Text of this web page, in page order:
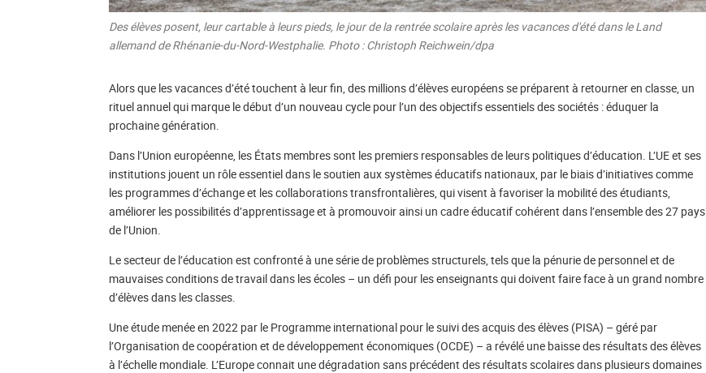
Des élèves posent, leur cartable à leurs pieds, le jour de la rentrée scolaire après les vacances d'été dans le Land
allemand de Rhénanie-du-Nord-Westphalie. Photo : Christoph Reichwein/dpa
Alors que les vacances d’été touchent à leur fin, des millions d’élèves européens se préparent à retourner en classe, un
rituel annuel qui marque le début d’un nouveau cycle pour l’un des objectifs essentiels des sociétés : éduquer la
prochaine génération.
Dans l’Union européenne, les États membres sont les premiers responsables de leurs politiques d’éducation. L’UE et ses
institutions jouent un rôle essentiel dans le soutien aux systèmes éducatifs nationaux, par le biais d’initiatives comme
les programmes d’échange et les collaborations transfrontalières, qui visent à favoriser la mobilité des étudiants,
améliorer les possibilités d’apprentissage et à promouvoir ainsi un cadre éducatif cohérent dans l’ensemble des 27 pays
de l’Union.
Le secteur de l’éducation est confronté à une série de problèmes structurels, tels que la pénurie de personnel et de
mauvaises conditions de travail dans les écoles – un défi pour les enseignants qui doivent faire face à un grand nombre
d’élèves dans les classes.
Une étude menée en 2022 par le Programme international pour le suivi des acquis des élèves (PISA) – géré par
l’Organisation de coopération et de développement économiques (OCDE) – a révélé une baisse des résultats des élèves
à l’échelle mondiale. L’Europe connait une dégradation sans précédent des résultats scolaires dans plusieurs domaines